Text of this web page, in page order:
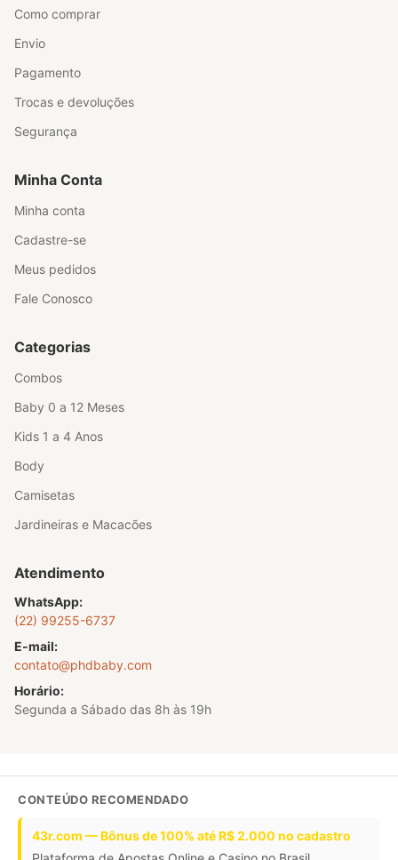
Como comprar
Envio
Pagamento
Trocas e devoluções
Segurança
Minha Conta
Minha conta
Cadastre-se
Meus pedidos
Fale Conosco
Categorias
Combos
Baby 0 a 12 Meses
Kids 1 a 4 Anos
Body
Camisetas
Jardineiras e Macacões
Atendimento
WhatsApp:
(22) 99255-6737
E-mail:
contato@phdbaby.com
Horário:
Segunda a Sábado das 8h às 19h
CONTEÚDO RECOMENDADO
43r.com — Bônus de 100% até R$ 2.000 no cadastro